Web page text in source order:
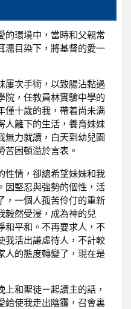
的環境中，當時和父親常
濡目染下，將基督的愛一
屢次手術，以致腸沾黏過
院，任教員林實驗中學的
僅十歲的我，帶着尚未满
人籬下的生活，養育妹妹
無力就讀，白天到幼兒園
苦困頓溢於言表。
性情，卻總希望妹妹和我
因堅忍與強勢的個性，活
，一個人孤苦伶仃的重新
毅然受浸，成為神的兒
和平和。不再要求人，不
我活出謙虛待人，不計較
人的態度轉變了，現在是
和聖徒ㄧ起讀主的話，
給使我走出陰霾，召會裏